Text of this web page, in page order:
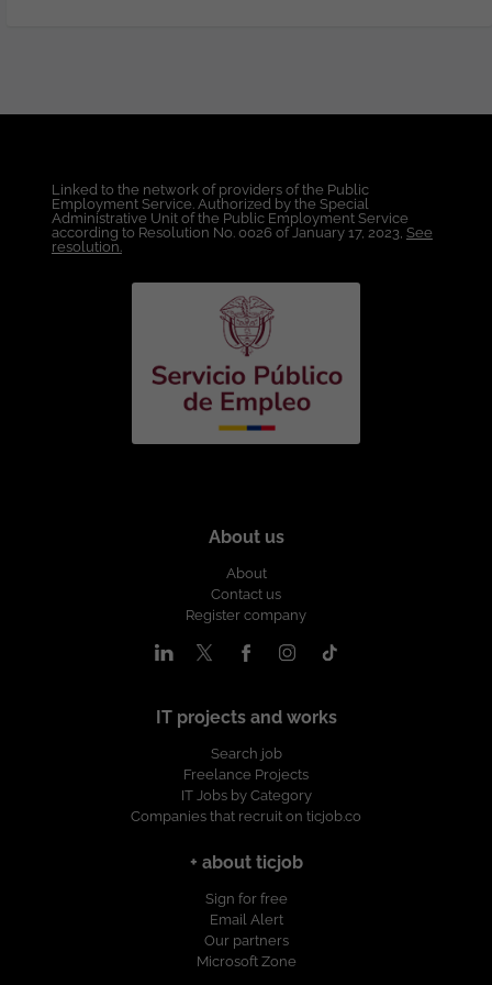
el perfil técnico. Esta vacante es
divulgada a través de ticjob.co
Linked to the network of providers of the Public
Employment Service. Authorized by the Special
Administrative Unit of the Public Employment Service
according to Resolution No. 0026 of January 17, 2023, See
resolution.
About us
About
Contact us
Register company
IT projects and works
Search job
Freelance Projects
IT Jobs by Category
Companies that recruit on ticjob.co
+ about ticjob
Sign for free
Email Alert
Our partners
Microsoft Zone